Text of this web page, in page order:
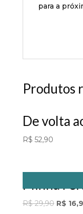
para a
Produtos
De volta
R$ 52,90
Minha
R$29,90 Original
R$